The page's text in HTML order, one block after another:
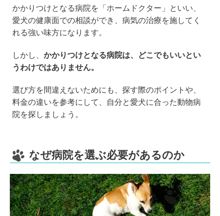
b
o
o
k
a
かかりつけとなる病院を「ホームドクター」といい、
愛犬の健康面での相談ができ、病気の治療を施してく
れる強い味方になります。
しかし、 かかりつけとなる病院は、どこでもいいとい
うわけではありません。
選び方を間違えないためにも、探す際のポイントや、
料金の違いを参考にして、自分と愛犬に合った動物病
院を探しましょう。
なぜ病院を選ぶ必要があるのか